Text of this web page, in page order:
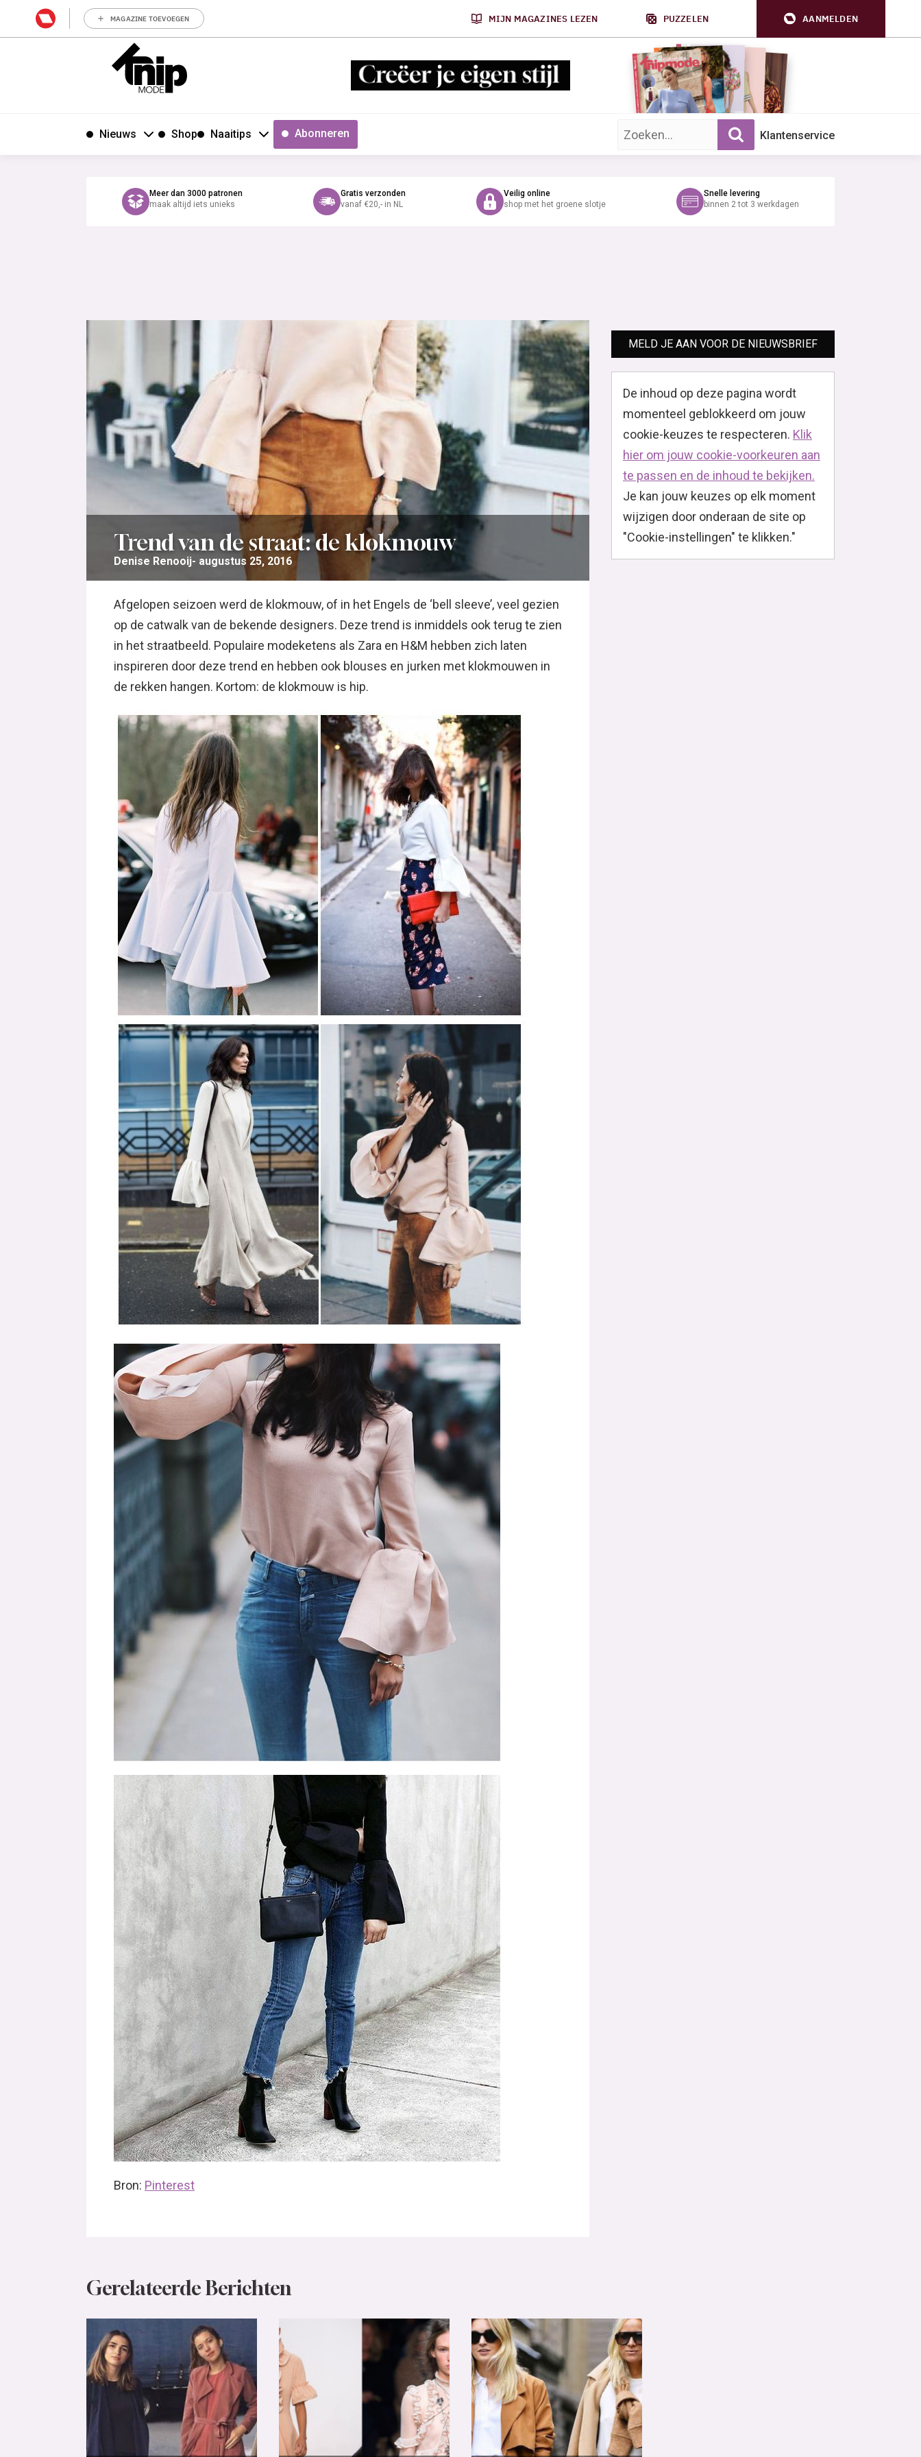
MAGAZINE TOEVOEGEN MIJN MAGAZINES LEZEN PUZZELEN AANMELDEN
Nieuws Shop Naaitips Abonneren Zoek op trefwoord: Klantenservice
Meer dan 3000 patronen
maak altijd iets unieks
Gratis verzonden
vanaf €20,- in NL
Veilig online
shop met het groene slotje
Snelle levering
binnen 2 tot 3 werkdagen
Trend van de straat: de klokmouw
Denise Renooij augustus 25, 2016
Afgelopen seizoen werd de klokmouw, of in het Engels de ‘bell sleeve’, veel gezien
op de catwalk van de bekende designers. Deze trend is inmiddels ook terug te zien
in het straatbeeld. Populaire modeketens als Zara en H&M hebben zich laten
inspireren door deze trend en hebben ook blouses en jurken met klokmouwen in
de rekken hangen. Kortom: de klokmouw is hip.
Bron: Pinterest
MELD JE AAN VOOR DE NIEUWSBRIEF
De inhoud op deze pagina wordt
momenteel geblokkeerd om jouw
cookie-keuzes te respecteren. Klik
hier om jouw cookie-voorkeuren aan
te passen en de inhoud te bekijken.
Je kan jouw keuzes op elk moment
wijzigen door onderaan de site op
"Cookie-instellingen" te klikken."
Gerelateerde Berichten